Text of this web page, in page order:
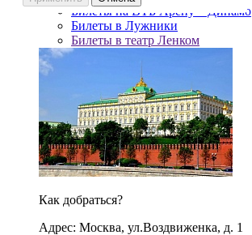
Билеты на ВТБ Арену – Динамо
Билеты в Лужники
Билеты в театр Ленком
Как добраться?
Адрес: Москва, ул.Воздвиженка, д. 1